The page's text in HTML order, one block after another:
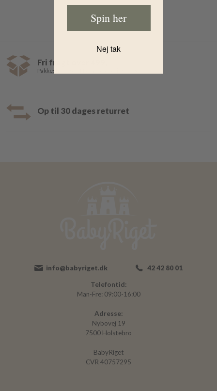
Fri fragt over 499,-
Pakkeshop 35,- | Hjemmelevering fra 39,-
Op til 30 dages returret
info@babyriget.dk 42 42 80 01
Telefontid:
Man-Fre: 09:00-16:00
Adresse:
Nybovej 19
7500 Holstebro
BabyRiget
CVR 40757295
Spin her
Nej tak